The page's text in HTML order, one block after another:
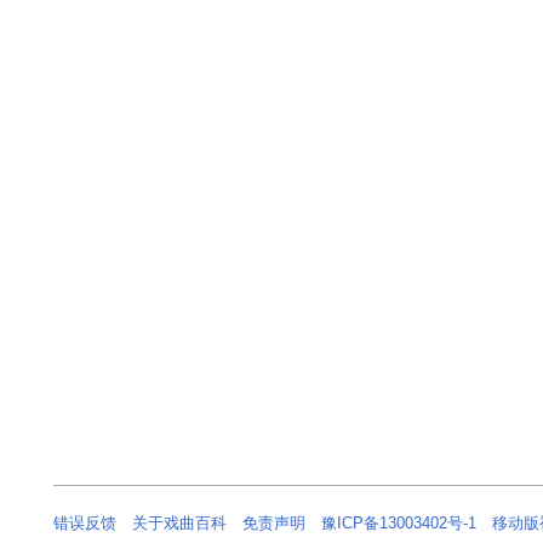
错误反馈 关于戏曲百科 免责声明 豫ICP备13003402号-1 移动版